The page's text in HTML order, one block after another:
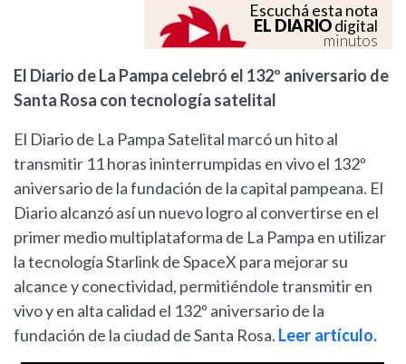
Escuchá esta nota
EL DIARIOdigital
minutos
El Diario de La Pampa celebró el 132º aniversario de
Santa Rosa con tecnología satelital
El Diario de La Pampa Satelital marcó un hito al
transmitir 11 horas ininterrumpidas en vivo el 132º
aniversario de la fundación de la capital pampeana. El
Diario alcanzó así un nuevo logro al convertirse en el
primer medio multiplataforma de La Pampa en utilizar
la tecnología Starlink de SpaceX para mejorar su
alcance y conectividad, permitiéndole transmitir en
vivo y en alta calidad el 132º aniversario de la
fundación de la ciudad de Santa Rosa. Leer artículo.